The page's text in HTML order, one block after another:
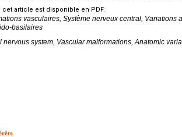
article est disponible en PDF.
vasculaires, Système nerveux central, Variations
basilaires
nervous system, Vascular malformations, Anatomic